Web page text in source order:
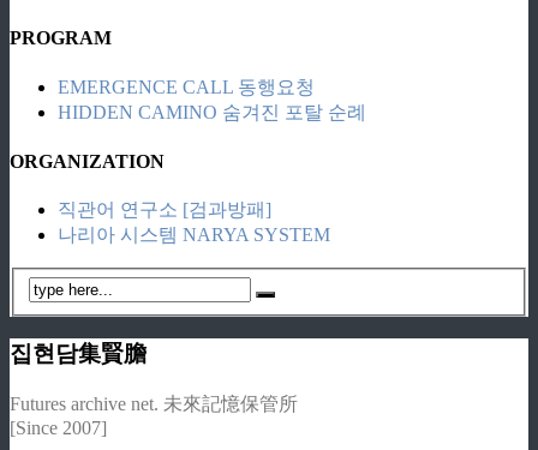
PROGRAM
EMERGENCE CALL 동행요청
HIDDEN CAMINO 숨겨진 포탈 순례
ORGANIZATION
직관어 연구소 [검과방패]
나리아 시스템 NARYA SYSTEM
집현담集賢膽
Futures archive net. 未來記憶保管所
[Since 2007]